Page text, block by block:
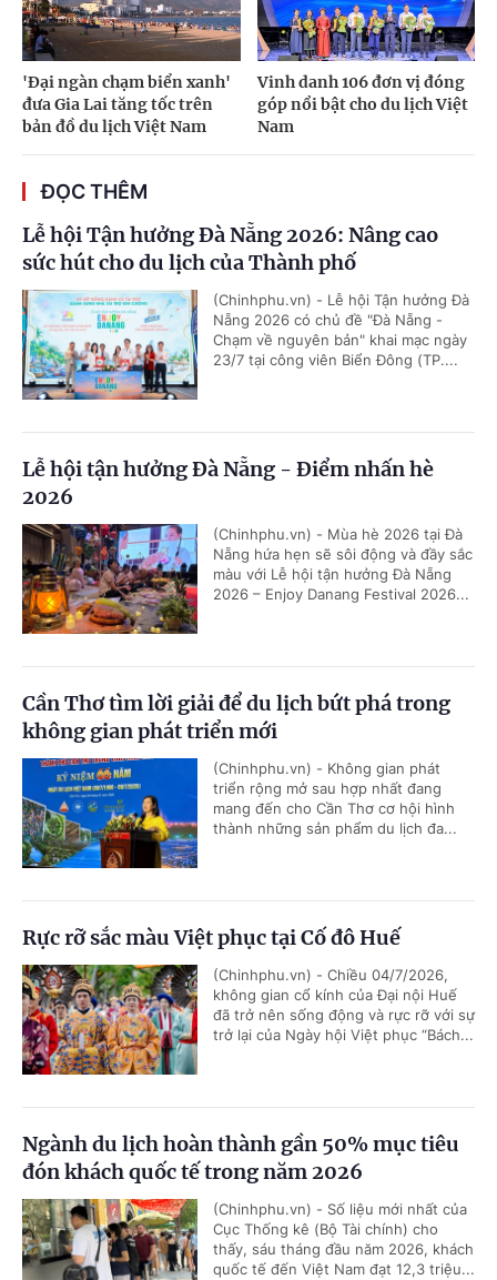
'Đại ngàn chạm biển xanh'
đưa Gia Lai tăng tốc trên
bản đồ du lịch Việt Nam
Vinh danh 106 đơn vị đóng
góp nổi bật cho du lịch Việt
Nam
ĐỌC THÊM
Lễ hội Tận hưởng Đà Nẵng 2026: Nâng cao
sức hút cho du lịch của Thành phố
(Chinhphu.vn) - Lễ hội Tận hưởng Đà
Nẵng 2026 có chủ đề "Đà Nẵng -
Chạm về nguyên bản" khai mạc ngày
23/7 tại công viên Biển Đông (TP....
Lễ hội tận hưởng Đà Nẵng - Điểm nhấn hè
2026
(Chinhphu.vn) - Mùa hè 2026 tại Đà
Nẵng hứa hẹn sẽ sôi động và đầy sắc
màu với Lễ hội tận hưởng Đà Nẵng
2026 – Enjoy Danang Festival 2026...
Cần Thơ tìm lời giải để du lịch bứt phá trong
không gian phát triển mới
(Chinhphu.vn) - Không gian phát
triển rộng mở sau hợp nhất đang
mang đến cho Cần Thơ cơ hội hình
thành những sản phẩm du lịch đa...
Rực rỡ sắc màu Việt phục tại Cố đô Huế
(Chinhphu.vn) - Chiều 04/7/2026,
không gian cổ kính của Đại nội Huế
đã trở nên sống động và rực rỡ với sự
trở lại của Ngày hội Việt phục “Bách...
Ngành du lịch hoàn thành gần 50% mục tiêu
đón khách quốc tế trong năm 2026
(Chinhphu.vn) - Số liệu mới nhất của
Cục Thống kê (Bộ Tài chính) cho
thấy, sáu tháng đầu năm 2026, khách
quốc tế đến Việt Nam đạt 12,3 triệu...